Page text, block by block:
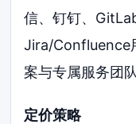
信、钉钉、
Jira/Confluence
案与专属服务团队
定价策略